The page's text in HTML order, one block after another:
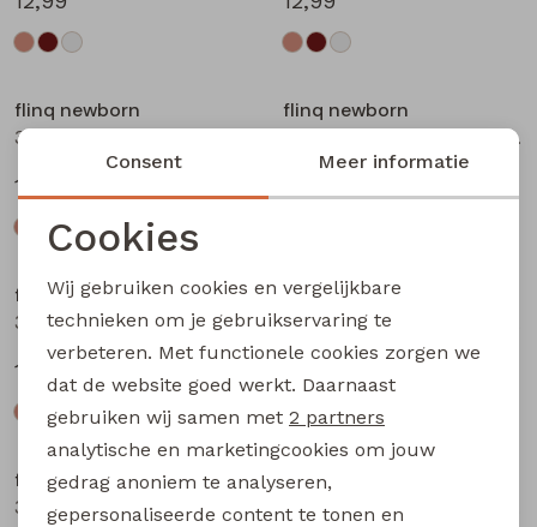
flinq newborn
3312401 W20308 baby jongens sweater Roest
12,99
flinq newborn
3312402 W20309 baby jongens sweater Taupe
flinq newborn
3312402 W20309 baby jongens sweater Marine
12,99
flinq newborn
flinq newborn
3312200 W20303 baby jongens lange broek Bruin
flinq newborn
Noodzakelijke cookies
Analytische cookies
Marketing cookies
Consent Meer informatie
Cookies
Wij gebruiken cookies en vergelijkbare
technieken om je gebruikservaring te
verbeteren. Met functionele cookies zorgen we
dat de website goed werkt. Daarnaast
gebruiken wij samen met 2 partners
analytische en marketingcookies om jouw
gedrag anoniem te analyseren,
gepersonaliseerde content te tonen en